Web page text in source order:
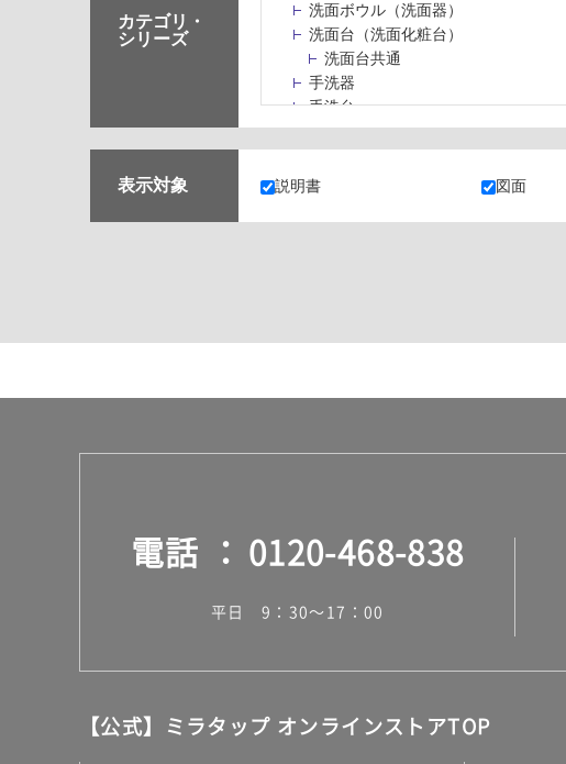
カテゴリ・
シリーズ
洗面ボウル（洗面器）
洗面台（洗面化粧台）
洗面台共通
手洗器
手洗台
水栓パン・スロップシンク
水栓金具・水栓（蛇口）・カラン
止水栓・排水金物
ミラー（鏡）
ランドリールーム
タイル
外壁タイル
洗面台タイル
屋内床タイル
テラコッタ調タイル
表示対象 説明書 図面
電話 0120-468-838
平日 9：30～17：00
【公式】ミラタップ オンラインストアTOP